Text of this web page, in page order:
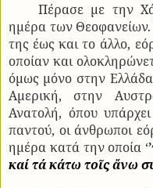
Πέρασε με την
ημέρα των
της έως και το άλλο,
οποίαν και
όμως μόνο στην
Αμερική, στην
Ανατολή, όπου
παντού, οι άνθρωποι
ημέρα κατά την οποία ‘’
καί τά κάτω τοῖς ἄνω